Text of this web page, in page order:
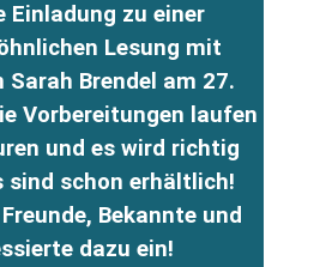
Einladung zu einer
Lesung mit
Sarah Brendel am 27.
Vorbereitungen laufen
und es wird richtig
sind schon erhältlich!
Bekannte und
dazu ein!